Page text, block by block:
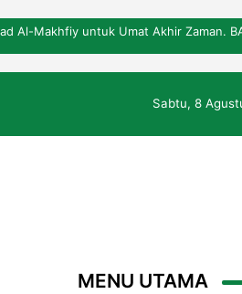
Al-Makhfiy untuk Umat Akhir Zaman.
Sabtu, 8
MENU UTAMA